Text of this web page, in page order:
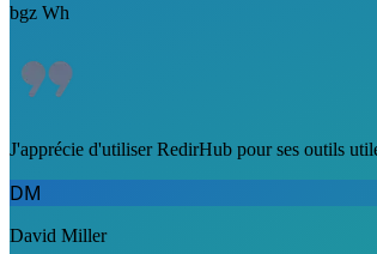
bgz Wh
J'apprécie d'utiliser RedirHub pour ses outils
DM
David Miller